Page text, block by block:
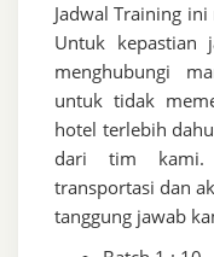
Jadwal Training
Untuk kepastian
menghubungi
untuk tidak
hotel terlebih
dari tim kami.
transportasi dan
tanggung jawab